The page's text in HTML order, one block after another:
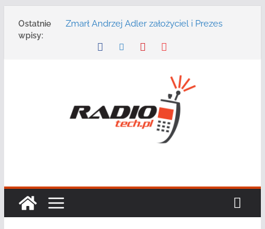
Ostatnie
wpisy:
Zmarł Andrzej Adler założyciel i Prezes
Radmor – największy polski producent
konferencję: „Bezpieczeństwo,
niezawodność i interoperacyjność
systemów teleinformatycznych”
Motorola Solutions oferuje agencjom
bezpieczeństwa publicznego usługę
łączności opartą na chmurze